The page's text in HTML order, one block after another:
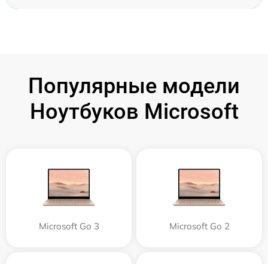
Популярные модели
Ноутбуков Microsoft
Microsoft Go 3 Microsoft Go 2